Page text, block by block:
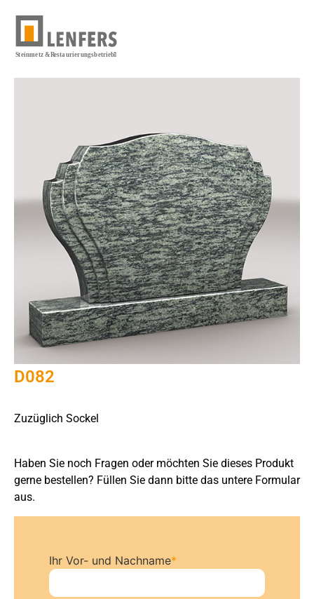
D082
Zuzüglich Sockel
Haben Sie noch Fragen oder möchten Sie dieses Produkt
gerne bestellen? Füllen Sie dann bitte das untere Formular
aus.
Ihr Vor- und Nachname*